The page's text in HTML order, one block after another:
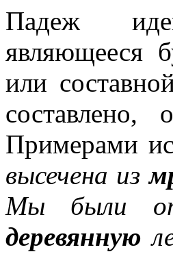
Падеж
являющееся
или
составлено,
Примерами
высечена из
Мы были
деревянную